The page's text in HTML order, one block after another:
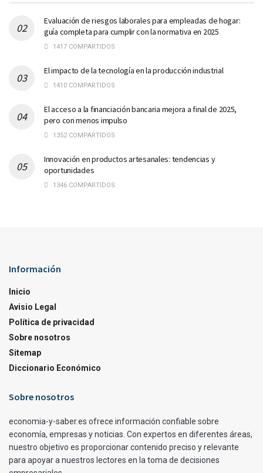
Evaluación de riesgos laborales para empleadas de hogar:
guía completa para cumplir con la normativa en 2025
1417 COMPARTIDOS
El impacto de la tecnología en la producción industrial
1410 COMPARTIDOS
El acceso a la financiación bancaria mejora a final de 2025,
pero con menos impulso
1352 COMPARTIDOS
Innovación en productos artesanales: tendencias y
oportunidades
1346 COMPARTIDOS
Información
Inicio
Avisio Legal
Política de privacidad
Sobre nosotros
Sitemap
Diccionario Económico
Sobre nosotros
economia-y-saber.es ofrece información confiable sobre
economía, empresas y noticias. Con expertos en diferentes áreas,
nuestro objetivo es proporcionar contenido preciso y relevante
para apoyar a nuestros lectores en la toma de decisiones